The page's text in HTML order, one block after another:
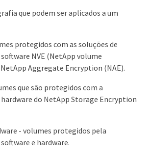
que podem ser aplicados a um
protegidos com as soluções de
NVE (NetApp volume
Aggregate Encryption (NAE).
que são protegidos com a
do NetApp Storage Encryption
- volumes protegidos pela
e hardware.